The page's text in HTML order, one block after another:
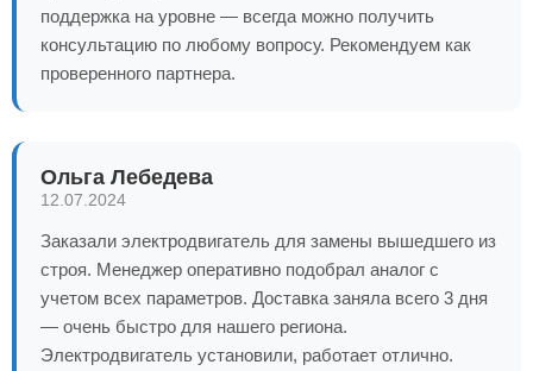
поддержка на уровне — всегда можно получить
консультацию по любому вопросу. Рекомендуем как
проверенного партнера.
Ольга Лебедева
12.07.2024
Заказали электродвигатель для замены вышедшего из
строя. Менеджер оперативно подобрал аналог с
учетом всех параметров. Доставка заняла всего 3 дня
— очень быстро для нашего региона.
Электродвигатель установили, работает отлично.